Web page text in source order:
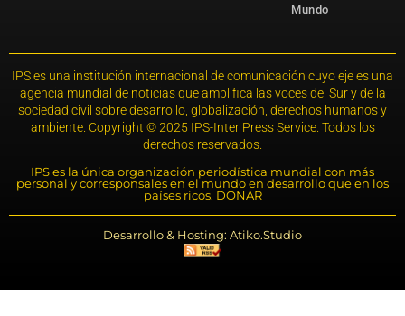
Mundo
IPS es una institución internacional de comunicación cuyo eje es una
agencia mundial de noticias que amplifica las voces del Sur y de la
sociedad civil sobre desarrollo, globalización, derechos humanos y
ambiente. Copyright © 2025 IPS-Inter Press Service. Todos los
derechos reservados.
IPS es la única organización periodística mundial con más
personal y corresponsales en el mundo en desarrollo que en los
países ricos. DONAR
Desarrollo & Hosting: Atiko.Studio